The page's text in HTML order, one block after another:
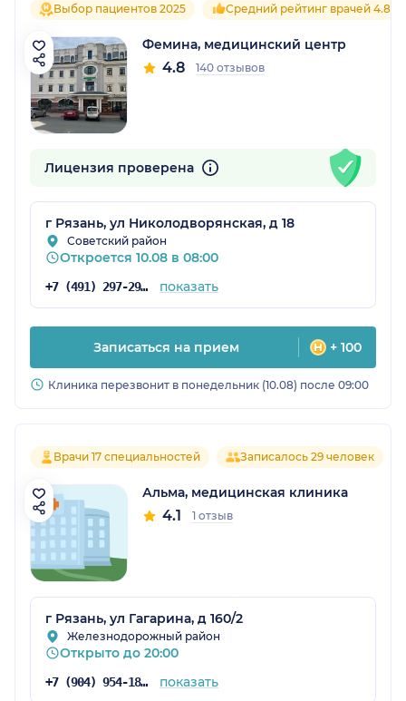
Выбор пациентов 2025 Средний рейтинг врачей 4.8
Фемина, медицинский центр
4.8 140 отзывов
Лицензия проверена
г Рязань, ул Николодворянская, д 18
Советский район
Откроется 10.08 в 08:00
+7 (491) 297-29-76 показать
Записаться на прием + 100
Клиника перезвонит в понедельник (10.08) после 09:00
Врачи 17 специальностей Записалось 29 человек
Альма, медицинская клиника
4.1 1 отзыв
г Рязань, ул Гагарина, д 160/2
Железнодорожный район
Открыто до 20:00
+7 (904) 954-18-31 показать